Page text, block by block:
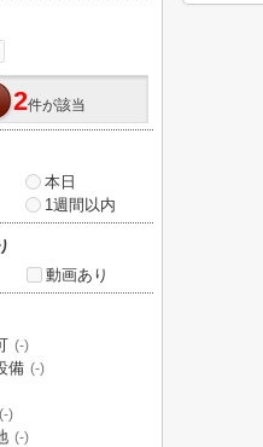
2件が該当
本日
1週間以内
動画あり
(-)
備 (-)
(-)
(-)